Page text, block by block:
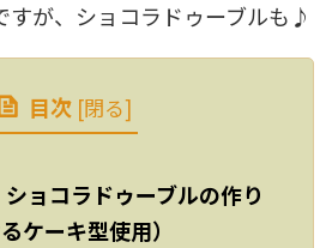
すが、ショコラドゥーブルも♪
目次 [閉る]
ショコラドゥーブルの作り
ケーキ型使用）